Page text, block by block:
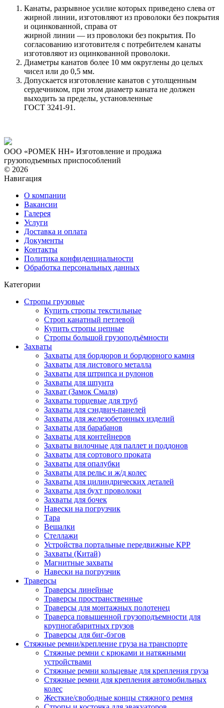
Канаты, разрывное усилие которых приведено слева от
жирной линии, изготовляют из проволоки без покрытия
и оцинкованной, справа от
жирной линии — из проволоки без покрытия. По
согласованию изготовителя с потребителем канаты
изготовляют из оцинкованной проволоки.
Диаметры канатов более 10 мм округлены до целых
чисел или до 0,5 мм.
Допускается изготовление канатов с утолщенным
сердечником, при этом диаметр каната не должен
выходить за пределы, установленные
ГОСТ 3241-91.
ООО «РОМЕК НН» Изготовление и продажа
грузоподъемных приспособлений
© 2026
Навигация
О компании
Вакансии
Галерея
Услуги
Доставка и оплата
Документы
Контакты
Политика конфиденциальности
Обработка персональных данных
Категории
Стропы грузовые
Купить стропы текстильные
Строп канатный петлевой
Купить стропы цепные
Стропы большой грузоподъёмности
Захваты
Захваты для бордюров и бордюрного камня
Захваты для листового металла
Захваты для штрипса и рулонов
Захваты для шпунта
Захват (Замок Смаля)
Захваты торцевые для труб
Захваты для сэндвич-панелей
Захваты для железобетонных изделий
Захваты для барабанов
Захваты для контейнеров
Захваты вилочные для паллет и поддонов
Захваты для сортового проката
Захваты для опалубки
Захваты для рельс и ж/д колес
Захваты для цилиндрических деталей
Захваты для бухт проволоки
Захваты для бочек
Навески на погрузчик
Тара
Вешалки
Стеллажи
Устройства портальные передвижные КРР
Захваты (Китай)
Магнитные захваты
Навески на погрузчик
Траверсы
Траверсы линейные
Траверсы пространственные
Траверсы для монтажных полотенец
Траверса повышенной грузоподъемности для
крупногабаритных грузов
Траверсы для биг-бэгов
Стяжные ремни/крепление груза на транспорте
Стяжные ремни с крюками и натяжными
устройствами
Стяжные ремни кольцевые для крепления груза
Стяжные ремни для крепления автомобильных
колес
Жесткие/свободные концы стяжного ремня